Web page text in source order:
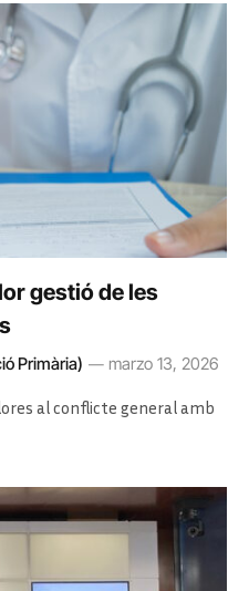
gestió de les
Primària) marzo 13, 2026
al conflicte general amb